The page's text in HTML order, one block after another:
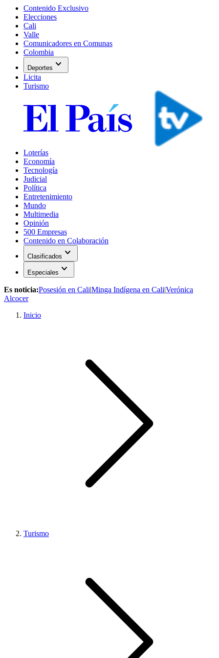
Contenido Exclusivo
Elecciones
Cali
Valle
Comunicadores en Comunas
Colombia
Deportes expand_more
Licita
Turismo
Loterías
Economía
Tecnología
Judicial
Política
Entretenimiento
Mundo
Multimedia
Opinión
500 Empresas
Contenido en Colaboración
Clasificados expand_more
Especiales expand_more
Es noticia:Posesión en Cali|Minga Indígena en Cali|Verónica
Alcocer
Inicio
Turismo